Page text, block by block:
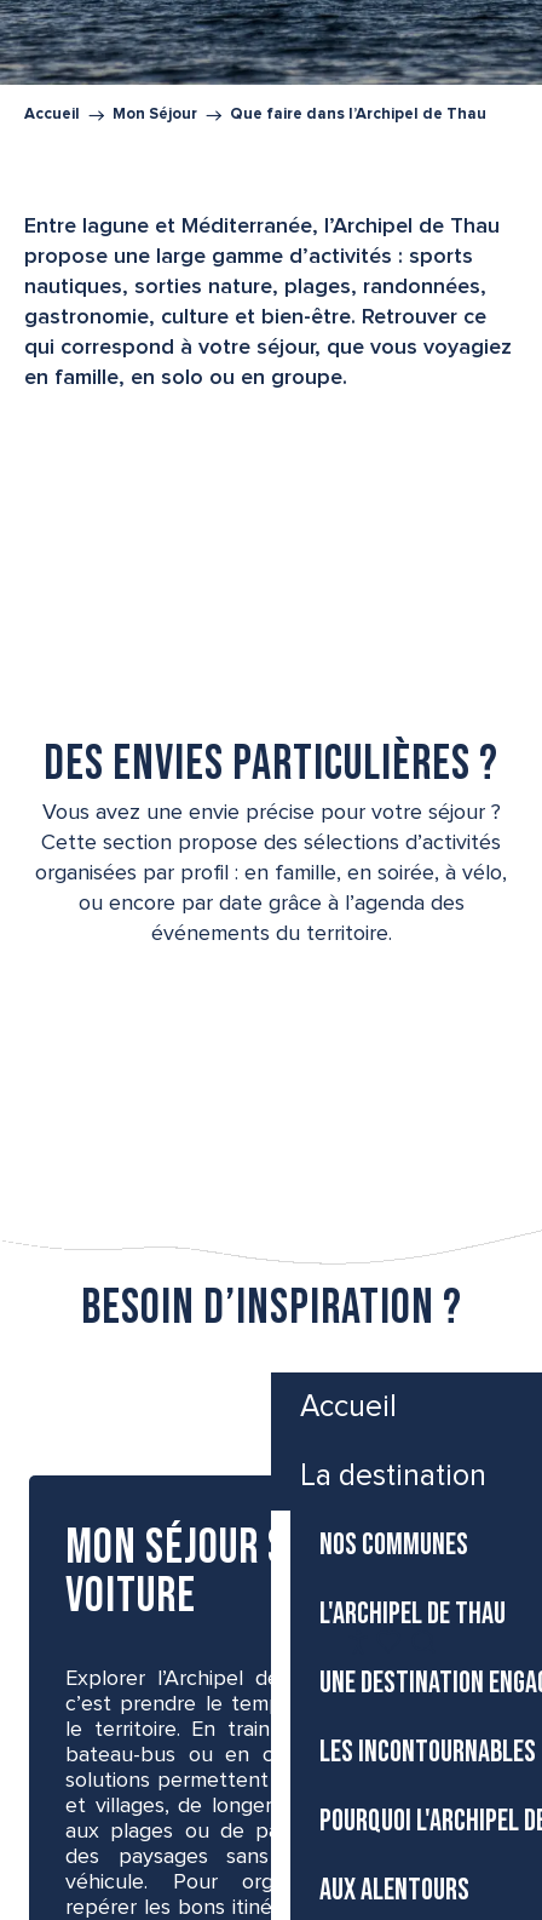
Accueil
La destination
NOS COMMUNES
L'ARCHIPEL DE THAU
UNE DESTINATION
LES
POURQUOI L'ARCHIPEL
AUX ALENTOURS
Accessibilité
Voir les favoris
Recherche
Accueil Mon Séjour Que faire dans l’Archipel de Thau
Entre lagune et Méditerranée, l’Archipel de Thau
propose une large gamme d’activités : sports
nautiques, sorties nature, plages, randonnées,
gastronomie, culture et bien-être. Retrouver ce
qui correspond à votre séjour, que vous voyagiez
en famille, en solo ou en groupe.
Des envies particulières ?
Vous avez une envie précise pour votre séjour ?
Cette section propose des sélections d’activités
organisées par profil : en famille, en soirée, à vélo,
ou encore par date grâce à l’agenda des
événements du territoire.
Besoin d’inspiration ?
Quand il pleut ?
Mon séjour sans
voiture
Explorer l’Archipel de Thau sans voiture,
c’est prendre le temps de voir autrement
le territoire. En train, en bus, à vélo, en
bateau-bus ou en covoiturage, plusieurs
solutions permettent de rejoindre les villes
et villages, de longer la lagune, d’accéder
aux plages ou de partir à la découverte
des paysages sans dépendre de son
véhicule. Pour organiser vos trajets,
repérer les bons itinéraires et profiter d’un